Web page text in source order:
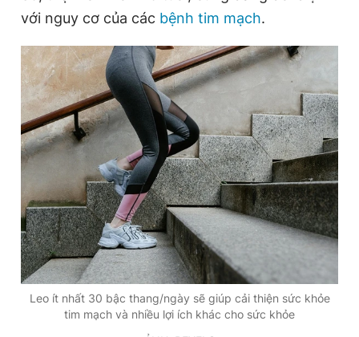
với nguy cơ của các bệnh tim mạch.
Leo ít nhất 30 bậc thang/ngày sẽ giúp cải thiện sức khỏe
tim mạch và nhiều lợi ích khác cho sức khỏe